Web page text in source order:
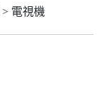
> 電視機